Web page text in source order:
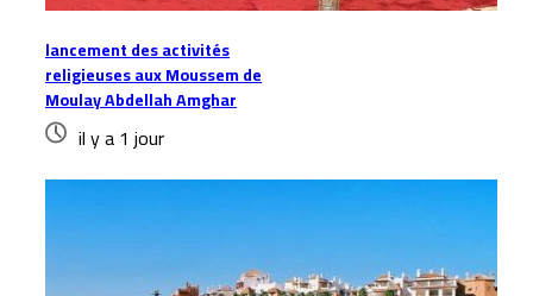
lancement des activités
religieuses aux Moussem de
Moulay Abdellah Amghar
il y a 1 jour